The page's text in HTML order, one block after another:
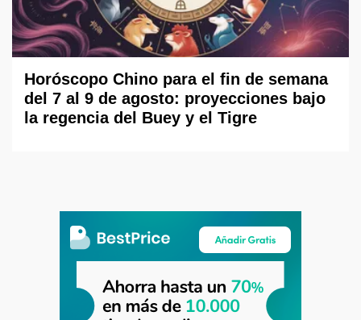
Horóscopo Chino para el fin de semana
del 7 al 9 de agosto: proyecciones bajo
la regencia del Buey y el Tigre